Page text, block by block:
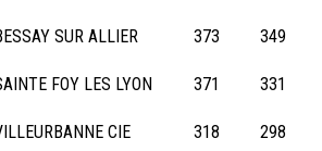
SUR ALLIER 373 349
FOY LES LYON 371 331
CIE
318 298